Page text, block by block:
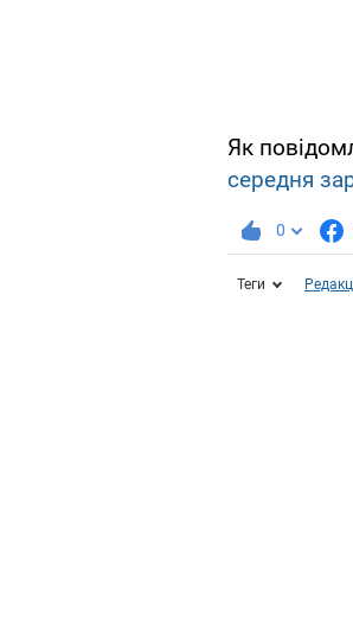
Як
середня
0
Теги